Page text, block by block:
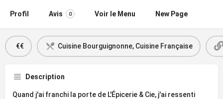
Profil Avis 0 Voir le Menu New Page
€€ Cuisine Bourguignonne, Cuisine Française
Description
Quand j'ai franchi la porte de L'Épicerie & Cie, j'ai ressenti